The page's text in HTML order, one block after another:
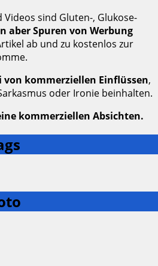
sind Gluten-, Glukose-
aber Spuren von Werbung
ab und zu kostenlos zur
kommerziellen Einflüssen,
oder Ironie beinhalten.
kommerziellen Absichten.